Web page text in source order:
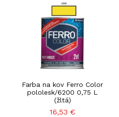
Farba na kov Ferro Color
pololesk/6200 0,75 L
(žltá)
16,53 €